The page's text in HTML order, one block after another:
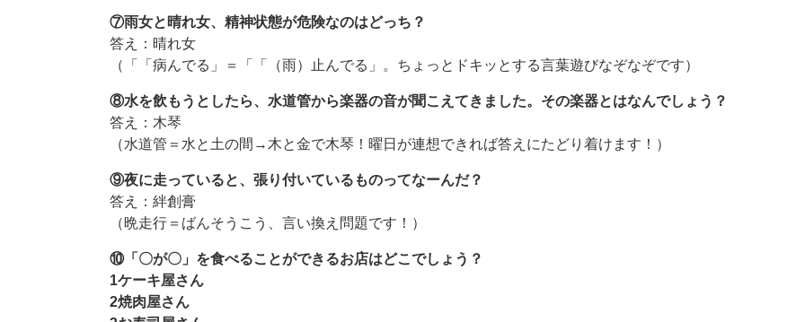
⑦雨女と晴れ女、精神状態が危険なのはどっち？
答え：晴れ女
（「「病んでる」＝「「（雨）止んでる」。ちょっとドキッとする言葉遊びなぞなぞです）
⑧水を飲もうとしたら、水道管から楽器の音が聞こえてきました。その楽器とはなんでしょう？
答え：木琴
（水道管＝水と土の間→木と金で木琴！曜日が連想できれば答えにたどり着けます！）
⑨夜に走っていると、張り付いているものってなーんだ？
答え：絆創膏
（晩走行＝ばんそうこう、言い換え問題です！）
⑩「〇が〇」を食べることができるお店はどこでしょう？
1ケーキ屋さん
2焼肉屋さん